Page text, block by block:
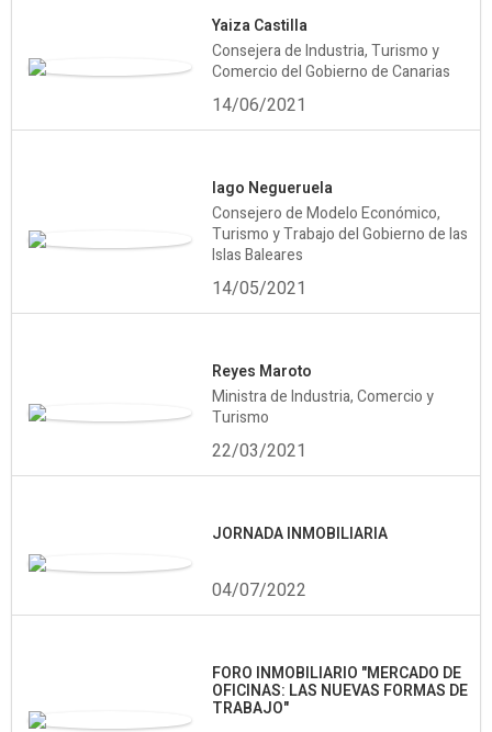
Yaiza Castilla
Consejera de Industria, Turismo y
Comercio del Gobierno de Canarias
14/06/2021
Iago Negueruela
Consejero de Modelo Económico,
Turismo y Trabajo del Gobierno de las
Islas Baleares
14/05/2021
Reyes Maroto
Ministra de Industria, Comercio y
Turismo
22/03/2021
JORNADA INMOBILIARIA
04/07/2022
FORO INMOBILIARIO "MERCADO DE
OFICINAS: LAS NUEVAS FORMAS DE
TRABAJO"